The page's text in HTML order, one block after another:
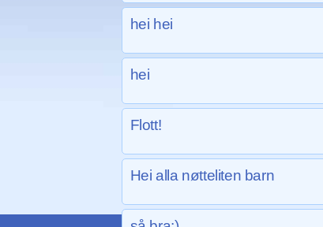
hei hei
hei
Flott!
Hei alla nøtteliten barn